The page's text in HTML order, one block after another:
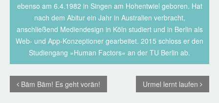
ebenso am 6.4.1982 in Singen am Hohentwiel geboren. Hat
nach dem Abitur ein Jahr in Australien verbracht,
anschließend Mediendesign in Köln studiert und in Berlin als
Web- und App-Konzeptioner gearbeitet. 2015 schloss er den
Studiengang »Human Factors« an der TU Berlin ab.
Bäm Bäm! Es geht vorän! Urmel lernt laufen